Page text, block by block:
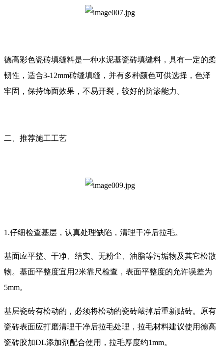
德高彩色瓷砖填缝料是一种水泥基瓷砖填缝料，具有一定的柔
韧性，适合3-12mm砖缝填缝，并有多种颜色可供选择，色泽
牢固，保持饰面效果，不易开裂，较好的防渗能力。
二、推荐施工工艺
1.仔细检查基层，认真处理缺陷，清理干净后拉毛。
基面应平整、干净、结实、无粉尘、油脂等污垢物及其它松散
物。基面平整度宜用2米靠尺检查，表面平整度的允许误差为
5mm。
基层瓷砖有松动的，必须将松动的瓷砖敲掉后重新贴砖。原有
瓷砖表面应打磨清理干净后拉毛处理，拉毛材料建议使用德高
瓷砖胶加DL添加剂配合使用，拉毛厚度约1mm。